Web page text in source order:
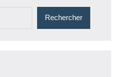
Rechercher